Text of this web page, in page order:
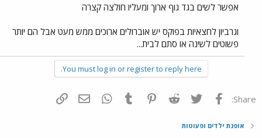
אפשר לשים בגד גוף ארוך ומעליו חולצה קצרה
וגרביון לחצאיות בפוקס יש אוברולים ארוכים ממש מעט אבל הם יותר
פשוטים לשינה או סתם לבית...
You must log in or register to reply here.
Share: פייסבוק Twitter
Reddit
Pinterest
Tumblr
WhatsAppדואר אלקטרוני
אופנת ילדים ופעוטות